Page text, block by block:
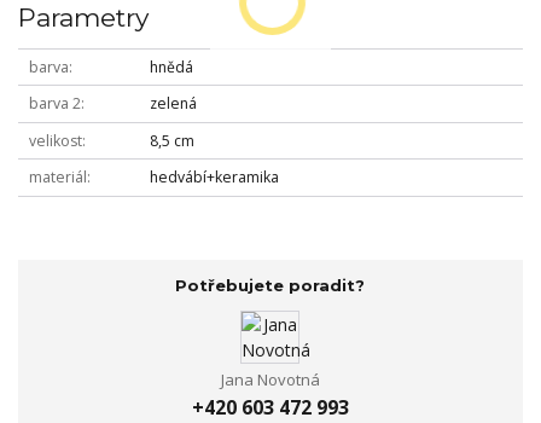
Parametry
barva
hnědá
barva 2
zelená
velikost
8,5 cm
materiál
hedvábí+keramika
Potřebujete poradit?
Jana Novotná
+420 603 472 993